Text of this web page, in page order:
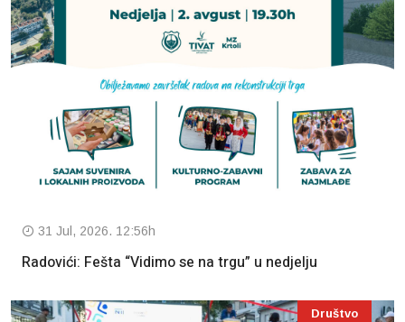
31 Jul, 2026. 12:56h
Radovići: Fešta “Vidimo se na trgu” u nedjelju
Društvo